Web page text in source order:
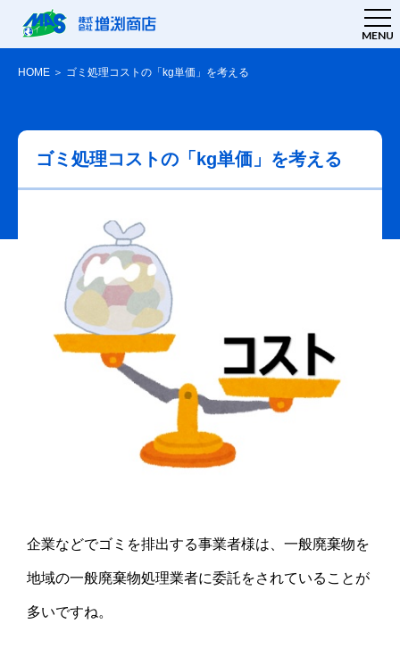
MENU
HOME ＞ ゴミ処理コストの「kg単価」を考える
ゴミ処理コストの「kg単価」を考える
企業などでゴミを排出する事業者様は、一般廃棄物を
地域の一般廃棄物処理業者に委託をされていることが
多いですね。